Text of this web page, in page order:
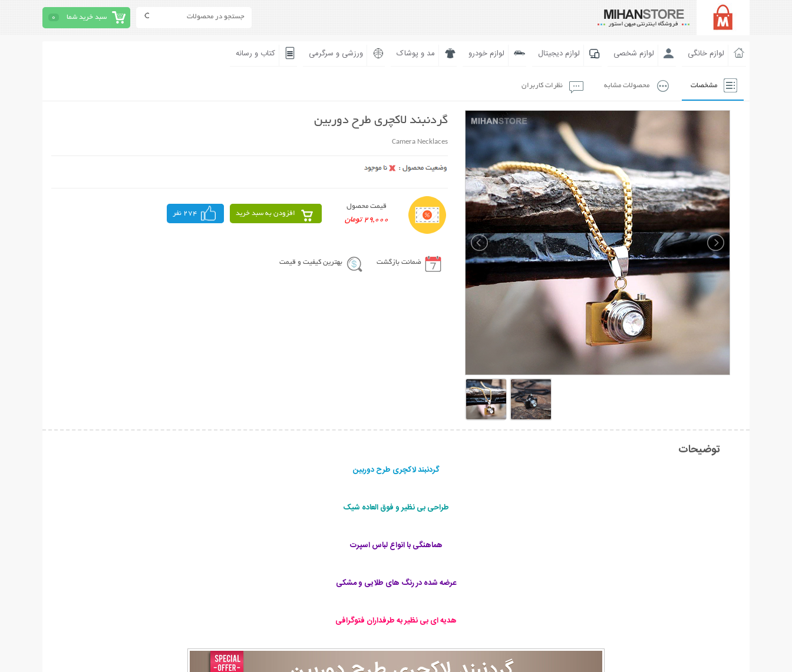
سبد خرید شما 0
لوازم خانگی لوازم شخصی لوازم دیجیتال لوازم خودرو مد و پوشاک ورزشی و سرگرمی کتاب و رسانه
مشخصات محصولات مشابه نظرات کاربران
گردنبند لاکچری طرح دوربین
Camera Necklaces
قیمت محصول
29,000 تومان
افزودن به سبد خرید 274 نفر
ضمانت بازگشت بهترین کیفیت و قیمت
توضیحات
گردنبند لاکچری طرح دوربین
طراحی بی نظیر و فوق العاده شیک
هماهنگی با انواع لباس اسپرت
عرضه شده در رنگ های طلایی و مشکی
هدیه ای بی نظیر به طرفداران فتوگرافی